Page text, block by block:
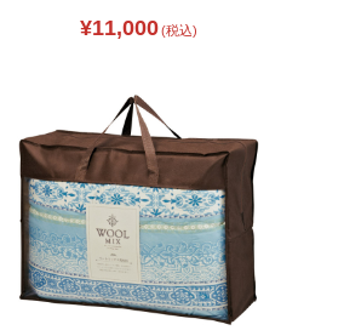
¥11,000(税込)